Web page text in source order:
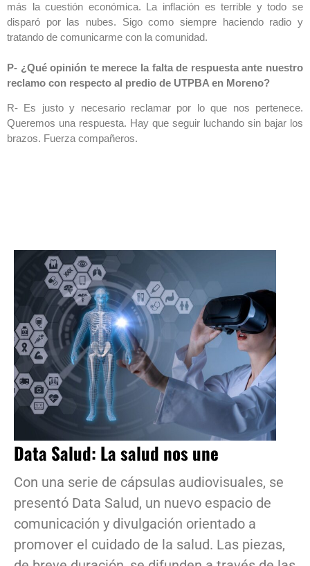
más la cuestión económica. La inflación es terrible y todo se
disparó por las nubes. Sigo como siempre haciendo radio y
tratando de comunicarme con la comunidad.
P- ¿Qué opinión te merece la falta de respuesta ante nuestro
reclamo con respecto al predio de UTPBA en Moreno?
R- Es justo y necesario reclamar por lo que nos pertenece.
Queremos una respuesta. Hay que seguir luchando sin bajar los
brazos. Fuerza compañeros.
Data Salud: La salud nos une
Con una serie de cápsulas audiovisuales, se
presentó Data Salud, un nuevo espacio de
comunicación y divulgación orientado a
promover el cuidado de la salud. Las piezas,